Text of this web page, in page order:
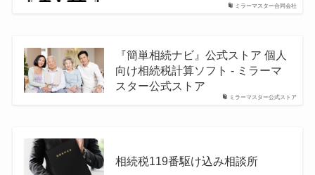
ミラーマスター合同会社
ミラーマスター公式ストア
『簡単相続ナビ』公式ストア 個人
向け相続税計算ソフト - ミラーマ
スター公式ストア
相続税119番駆け込み相談所